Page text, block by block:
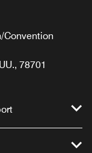
Convention
78701